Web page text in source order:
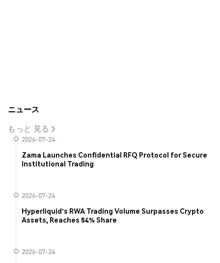
ニュース
もっと 見る
2026-07-24
Zama Launches Confidential RFQ Protocol for Secure
Institutional Trading
2026-07-24
Hyperliquid's RWA Trading Volume Surpasses Crypto
Assets, Reaches 54% Share
2026-07-24